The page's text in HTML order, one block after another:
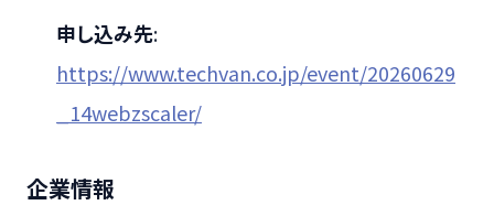
申し込み先:
https://www.techvan.co.jp/event/20260629
_14webzscaler/
企業情報